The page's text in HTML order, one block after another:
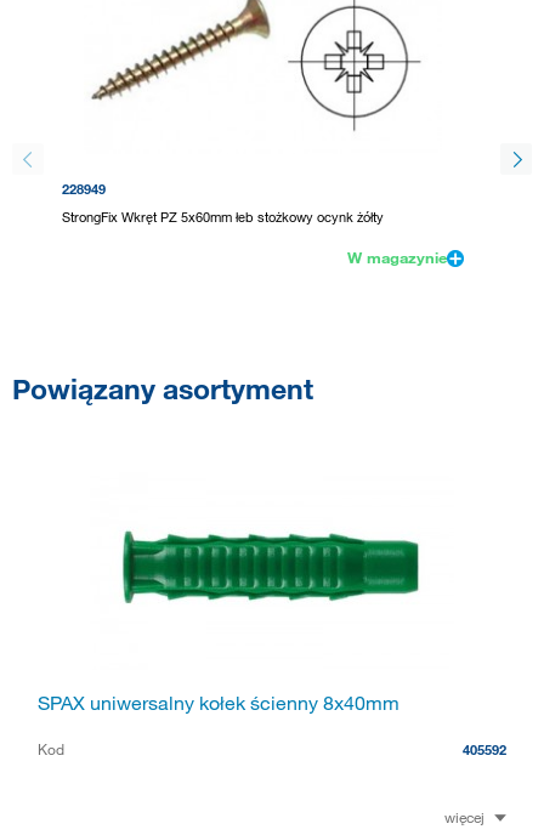
228949
StrongFix Wkręt PZ 5x60mm łeb stożkowy ocynk żółty
W magazynie
Powiązany asortyment
SPAX uniwersalny kołek ścienny 8x40mm
Kod 405592
więcej